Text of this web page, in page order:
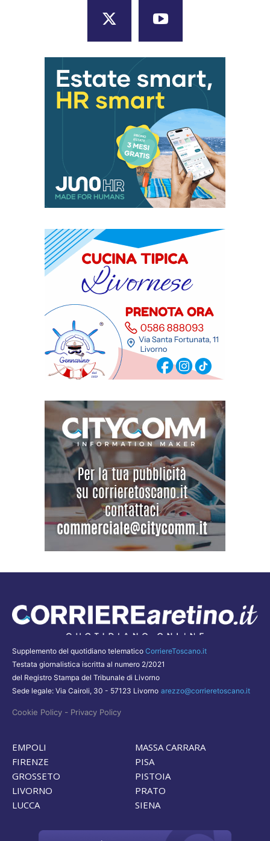
Supplemento del quotidiano telematico CorriereToscano.it
Testata giornalistica iscritta al numero 2/2021
del Registro Stampa del Tribunale di Livorno
Sede legale: Via Cairoli, 30 - 57123 Livorno arezzo@corrieretoscano.it
Cookie Policy - Privacy Policy
EMPOLI
FIRENZE
GROSSETO
LIVORNO
LUCCA
MASSA CARRARA
PISA
PISTOIA
PRATO
SIENA